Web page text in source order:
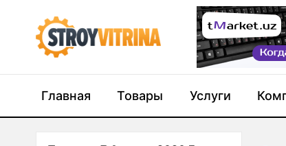
Главная Товары Услуги